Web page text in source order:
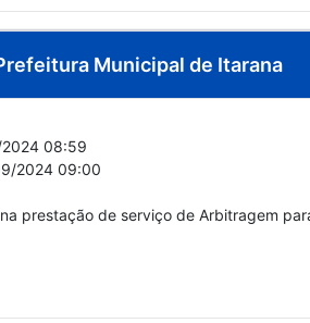
Municipal de Itarana
08:59
2024 09:00
prestação de serviço de Arbitragem